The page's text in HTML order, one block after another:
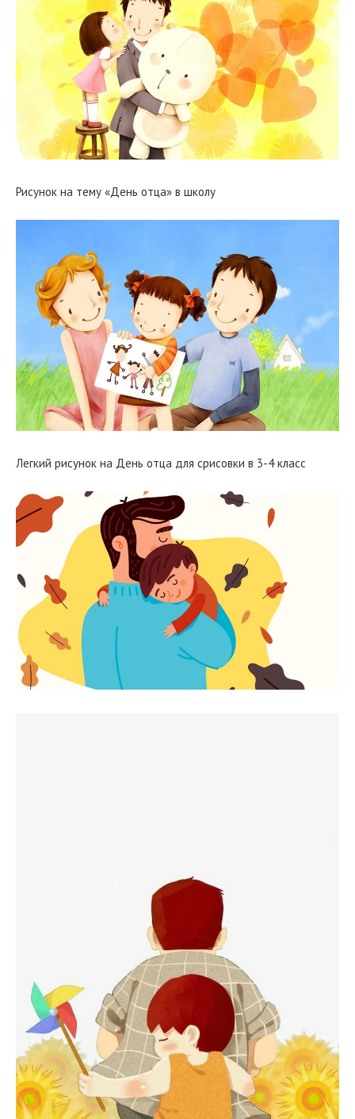
Рисунок на тему «День отца» в школу
Легкий рисунок на День отца для срисовки в 3-4 класс